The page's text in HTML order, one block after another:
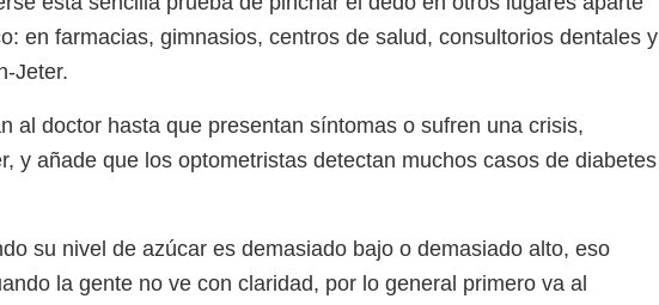
en farmacias, gimnasios, centros de salud, consultorios dentales y
Jeter.
al doctor hasta que presentan síntomas o sufren una crisis,
y añade que los optometristas detectan muchos casos de diabetes
su nivel de azúcar es demasiado bajo o demasiado alto, eso
la gente no ve con claridad, por lo general primero va al